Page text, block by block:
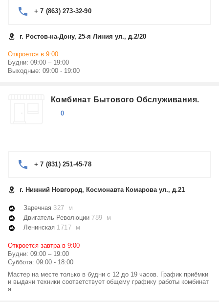
Выберите...
Ремонт микроволновых печей Erisson
Ремонт пылесосов Erisson
Ремонт стиральных машин Erisson
Ремонт электрических чайников, термопотов Erisson
Ремонт хлебопечек Erisson
+ 7 (863) 273-32-90
г. Ростов-на-Дону, 25-я Линия ул., д.2/20
Откроется в 9:00
Будни: 09:00 – 19:00
Выходные: 09:00 - 19:00
Комбинат Бытового Обслуживания.
0
+ 7 (831) 251-45-78
г. Нижний Новгород, Космонавта Комарова ул., д.21
Заречная 327 м
Двигатель Революции 789 м
Ленинская 1717 м
Откроется завтра в 9:00
Будни: 09:00 – 19:00
Суббота: 09:00 - 18:00
Мастер на месте только в будни с 12 до 19 часов. График приёмки
и выдачи техники соответствует общему графику работы комбинат
а.